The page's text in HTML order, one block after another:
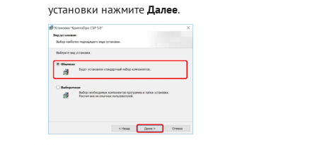
установки нажмитеДалее.